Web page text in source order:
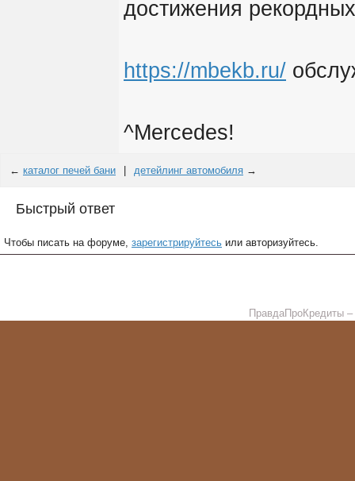
достижения
https://mbekb.ru/
^Mercedes!
← каталог печей бани детейлинг автомобиля →
Быстрый ответ
Чтобы писать на форуме, зарегистрируйтесь или авторизуйтесь.
ПравдаПроКредиты –